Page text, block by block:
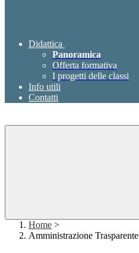
Didattica
Panoramica
Offerta formativa
I progetti delle classi
Info utili
Contatti
Home >
Amministrazione Trasparente